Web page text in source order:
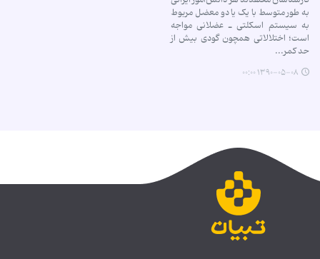
به طور متوسط با یک یا دو معضل مربوط
به سیستم اسکلتی ـ عضلانی مواجه
است؛ اختلالاتی همچون گودی بیش از
حد کمر...
۱۳۹۰-۰۵-۰۸ ۰۰:۰۰